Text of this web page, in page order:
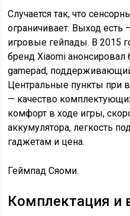
Случается так, что
ограничивает. Выход
игровые гейпады. В 2015
бренд Xiaomi
gamepad,
Центральные пункты при
— качество
комфорт в ходе игры,
аккумулятора, легкость
гаджетам и цена.
Геймпад Сяоми.
Комплектация и